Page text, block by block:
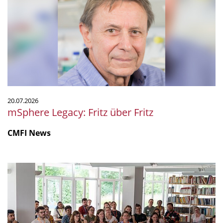
Fritz
20.07.2026
mSphere Legacy: Fritz über Fritz
CMFI News
IGIM
Summer
mit